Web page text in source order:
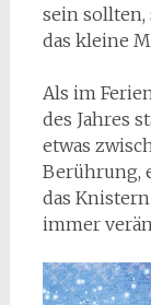
sein
das kleine
Als im
des Jahres
etwas
Berührung,
das
immer